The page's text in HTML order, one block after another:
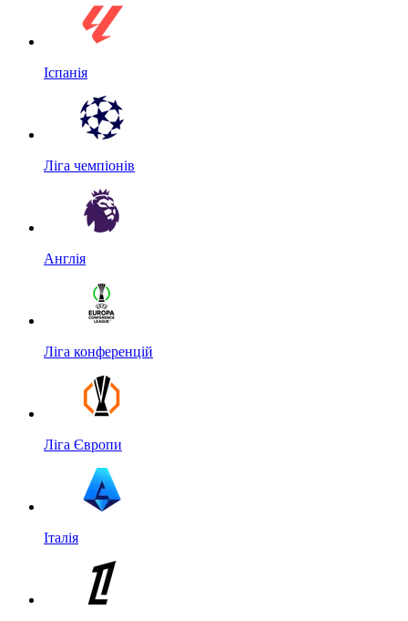
Іспанія
Ліга чемпіонів
Англія
Ліга конференцій
Ліга Європи
Італія